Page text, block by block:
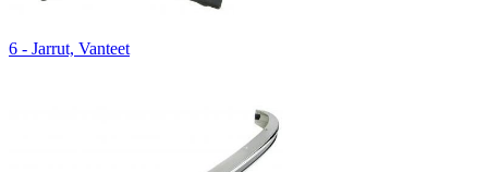
6 - Jarrut, Vanteet